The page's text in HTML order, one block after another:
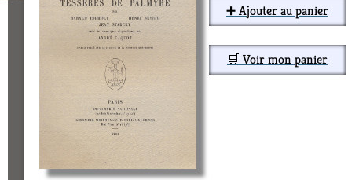
➕ Ajouter au panier
🛒 Voir mon panier